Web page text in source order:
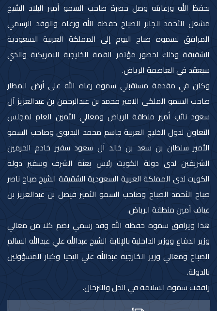
بحفظ الله ورعايته وصل حضرة صاحب السمو أمير البلاد الشيخ
مشعل الأحمد الجابر الصباح حفظه الله ورعاه والوفد الرسمي
المرافق لسموه صباح اليوم إلى المملكة العربية السعودية
الشقيقة وذلك لحضور مؤتمر القمة الخليجية الامريكية والذي
سيعقد في العاصمة الرياض.
وكان في مقدمة مستقبلي سموه رعاه الله على أرض المطار
صاحب السمو الملكي الامير محمد بن عبدالرحمن بن عبدالعزيز آل
سعود نائب أمير منطقة الرياض ومعالي الأمين العام لمجلس
التعاون لدول الخليج العربية جاسم محمد البديوي وصاحب السمو
الأمير سلطان بن سعد بن خالد آل سعود سفير خادم الحرمين
الشريفين لدى دولة الكويت رئيس بعثة الشرف وسفير دولة
الكويت لدى المملكة العربية السعودية الشقيقة الشيخ صباح ناصر
صباح الأحمد الصباح وصاحب السمو الأمير فيصل بن عبدالعزيز بن
عياف أمين منطقة الرياض.
هذا ويرافق سموه حفظه الله وفد رسمي يضم كلا من معالي
وزير الدفاع ووزير الداخلية بالإنابة الشيخ عبدالله علي عبدالله السالم
الصباح ومعالي وزير الخارجية عبدالله علي اليحيا وكبار المسؤولين
بالدولة.
رافقت سموه السلامة في الحل والترحال.